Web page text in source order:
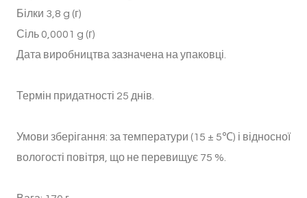
Білки 3,8 g (г)
Сіль 0,0001 g (г)
Дата виробництва зазначена на упаковці.
Термін придатності 25 днів.
Умови зберігання: за температури (15 ± 5℃) і відносної
вологості повітря, що не перевищує 75 %.